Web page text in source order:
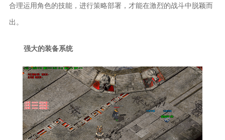
合理运用角色的技能，进行策略部署，才能在激烈的战斗中脱颖而
出。
强大的装备系统